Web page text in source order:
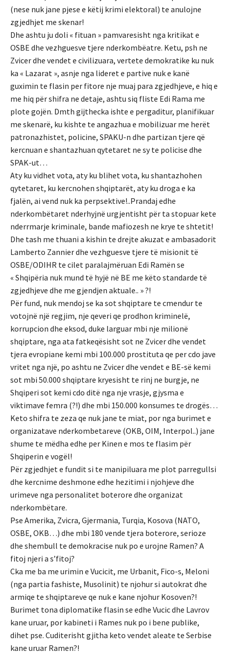
(nese nuk jane pjese e këtij krimi elektoral) te anulojne
zgjedhjet me skenar!
Dhe ashtu ju doli « fituan » pamvaresisht nga kritikat e
OSBE dhe vezhguesve tjere nderkombëatre. Ketu, psh ne
Zvicer dhe vendet e civilizuara, vertete demokratike ku nuk
ka « Lazarat », asnje nga lideret e partive nuk e kanë
guximin te flasin per fitore nje muaj para zgjedhjeve, e hiq e
me hiq për shifra ne detaje, ashtu siq fliste Edi Rama me
plote gojën. Dmth gijthecka ishte e pergaditur, planifikuar
me skenarë, ku kishte te angazhua e mobilizuar me herët
patronazhistet, policine, SPAKU-n dhe partizan tjere që
kercnuan e shantazhuan qytetaret ne sy te policise dhe
SPAK-ut…
Aty ku vidhet vota, aty ku blihet vota, ku shantazhohen
qytetaret, ku kercnohen shqiptarët, aty ku droga e ka
fjalën, ai vend nuk ka perpsektive!..Prandaj edhe
nderkombëtaret nderhyjnë urgjentisht për ta stopuar kete
nderrmarje kriminale, bande mafiozesh ne krye te shtetit!
Dhe tash me thuani a kishin te drejte akuzat e ambasadorit
Lamberto Zannier dhe vezhguesve tjere të misionit të
OSBE/ODIHR te cilet paralajmëruan Edi Ramën se
« Shqipëria nuk mund të hyjë në BE me këto standarde të
zgjedhjeve dhe me gjendjen aktuale.. » ?!
Për fund, nuk mendoj se ka sot shqiptare te cmendur te
votojnë një regjim, nje qeveri qe prodhon kriminelë,
korrupcion dhe eksod, duke larguar mbi nje milionë
shqiptare, nga ata fatkeqësisht sot ne Zvicer dhe vendet
tjera evropiane kemi mbi 100.000 prostituta qe per cdo jave
vritet nga një, po ashtu ne Zvicer dhe vendet e BE-së kemi
sot mbi 50.000 shqiptare kryesisht te rinj ne burgje, ne
Shqiperi sot kemi cdo ditë nga nje vrasje, gjysma e
viktimave femra (?!) dhe mbi 150.000 konsumes te drogës…
Keto shifra te zeza qe nuk jane te miat, por nga burimet e
organizatave nderkombetareve (OKB, OIM, Interpol..) jane
shume te mëdha edhe per Kinen e mos te flasim për
Shqiperin e vogël!
Për zgjedhjet e fundit si te manipiluara me plot parregullsi
dhe kercnime deshmone edhe hezitimi i njohjeve dhe
urimeve nga personalitet boterore dhe organizat
nderkombëtare.
Pse Amerika, Zvicra, Gjermania, Turqia, Kosova (NATO,
OSBE, OKB…) dhe mbi 180 vende tjera boterore, serioze
dhe shembull te demokracise nuk po e urojne Ramen? A
fitoj njeri a s’fitoj?
Cka me ba me urimin e Vucicit, me Urbanit, Fico-s, Meloni
(nga partia fashiste, Musolinit) te njohur si autokrat dhe
armiqe te shqiptareve qe nuk e kane njohur Kosoven?!
Burimet tona diplomatike flasin se edhe Vucic dhe Lavrov
kane uruar, por kabineti i Rames nuk po i bene publike,
dihet pse. Cuditerisht gjitha keto vendet aleate te Serbise
kane uruar Ramen?!